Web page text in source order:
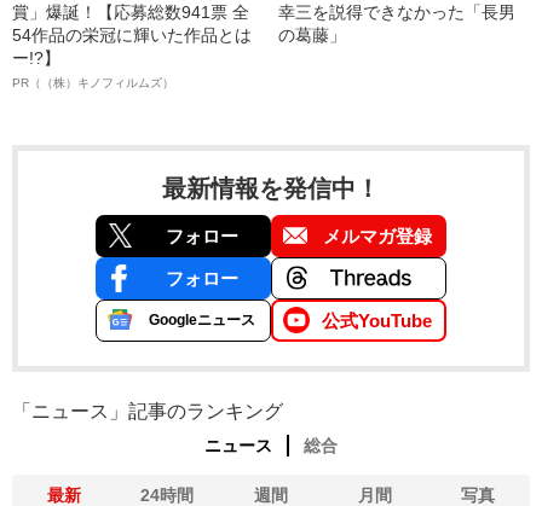
賞」爆誕！【応募総数941票 全
54作品の栄冠に輝いた作品とは
ー!?】
PR（（株）キノフィルムズ）
幸三を説得できなかった「長男
の葛藤」
最新情報を発信中！
フォロー メルマガ登録
フォロー
Googleニュース 公式YouTube
「ニュース」記事のランキング
ニュース 総合
最新 24時間 週間 月間 写真